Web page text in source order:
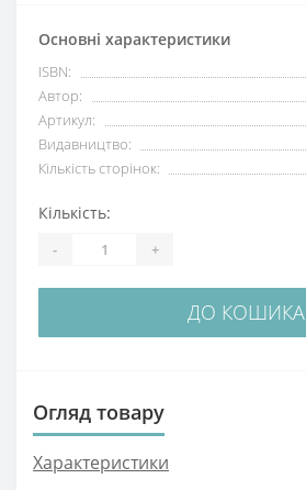
Основні характеристики
ISBN:
Автор:
Артикул:
Видавництво:
Кількість сторінок:
Кількість:
- +
ДО КОШИКА
Огляд товару
Характеристики